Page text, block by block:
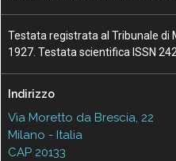
Testata registrata al Tribunale di
1927. Testata scientifica ISSN
Indirizzo
Via Moretto da Brescia, 22
Milano - Italia
CAP 20133